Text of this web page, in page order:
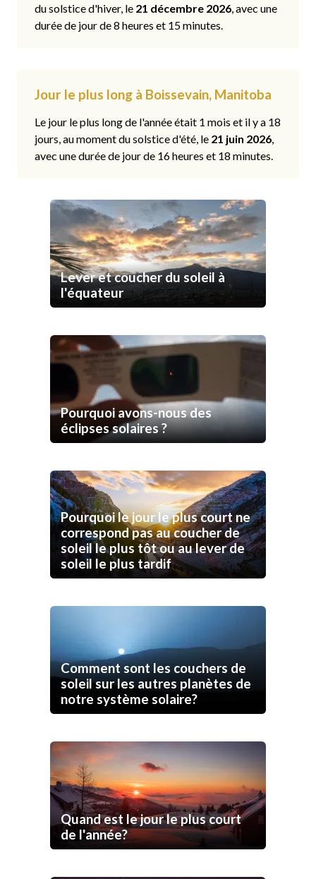
du solstice d'hiver, le 21 décembre 2026, avec une
durée de jour de 8 heures et 15 minutes.
Jour le plus long à Boissevain, Manitoba
Le jour le plus long de l'année était 1 mois et il y a 18
jours, au moment du solstice d'été, le 21 juin 2026,
avec une durée de jour de 16 heures et 18 minutes.
Lever et coucher du soleil à
l'équateur
Pourquoi avons-nous des
éclipses solaires ?
Pourquoi le jour le plus court ne
correspond pas au coucher de
soleil le plus tôt ou au lever de
soleil le plus tardif
Comment sont les couchers de
soleil sur les autres planètes de
notre système solaire?
Quand est le jour le plus court
de l'année?